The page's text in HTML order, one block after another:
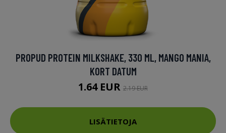
PROPUD PROTEIN MILKSHAKE, 330 ML, MANGO MANIA,
KORT DATUM
1.64 EUR 2.19 EUR
LISÄTIETOJA